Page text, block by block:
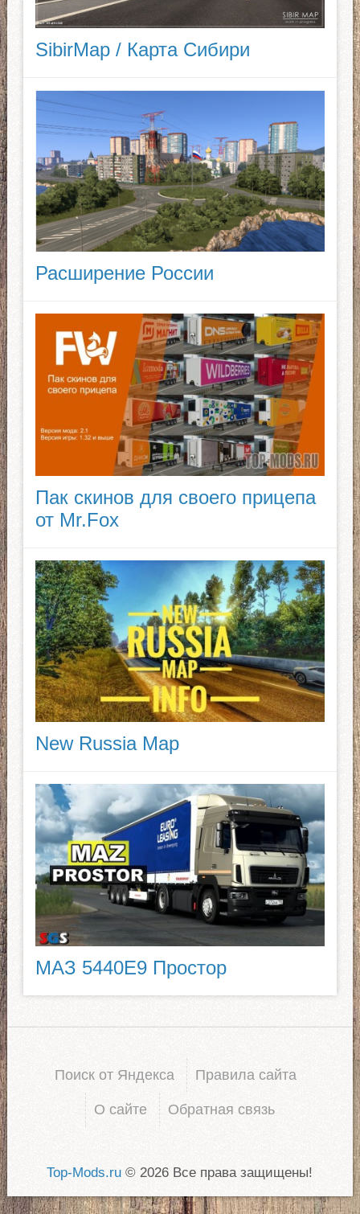
SibirMap / Карта Сибири
Расширение России
Пак скинов для своего прицепа
от Mr.Fox
New Russia Map
МАЗ 5440E9 Простор
Поиск от Яндекса Правила сайта
О сайте Обратная связь
Top-Mods.ru © 2026 Все права защищены!